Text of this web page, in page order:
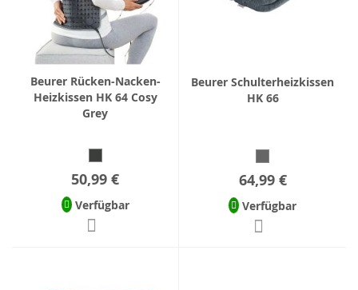
Beurer Rücken-Nacken-
Heizkissen HK 64 Cosy
Grey
50,99 €
Verfügbar
Beurer Schulterheizkissen
HK 66
64,99 €
Verfügbar